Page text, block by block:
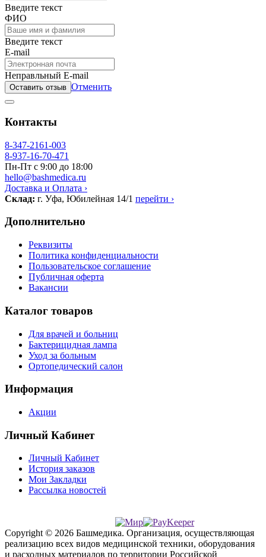
Введите текст
ФИО
Введите текст
E-mail
Неправльный E-mail
Оставить отзыв Отменить
Контакты
8-347-2161-003
8-937-16-70-471
Пн-Пт с 9:00 до 18:00
hello@bashmedica.ru
Доставка и Оплата ›
Склад: г. Уфа, Юбилейная 14/1 перейти ›
Дополнительно
Реквизиты
Политика конфиденциальности
Пользовательское соглашение
Публичная оферта
Вакансии
Каталог товаров
Для врачей и больниц
Бактерицидная лампа
Уход за больным
Ортопедический салон
Информация
Акции
Личный Кабинет
Личный Кабинет
История заказов
Мои Закладки
Рассылка новостей
Copyright © 2026 Башмедика. Организация, осуществляющая
реализацию всех видов медицинской техники, оборудования
и расходных материалов по территории Российской